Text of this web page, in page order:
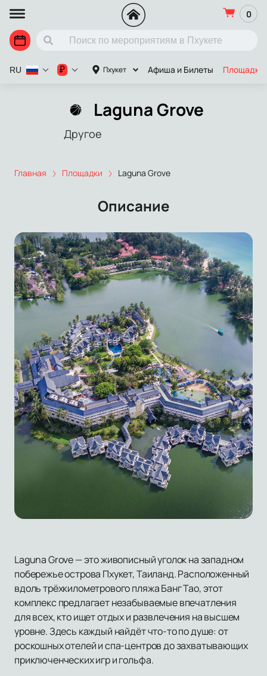
0
Пхукет Афиша и Билеты Площадки
RU ₽
Laguna Grove
Другое
Главная Площадки Laguna Grove
Описание
Laguna Grove — это живописный уголок на западном
побережье острова Пхукет, Таиланд. Расположенный
вдоль трёхкилометрового пляжа Банг Тао, этот
комплекс предлагает незабываемые впечатления
для всех, кто ищет отдых и развлечения на высшем
уровне. Здесь каждый найдёт что-то по душе: от
роскошных отелей и спа-центров до захватывающих
приключенческих игр и гольфа.